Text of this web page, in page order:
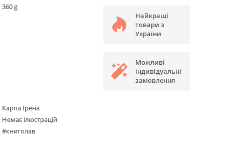
360 g
Карпа Ірена
Немає ілюстрацій
#книголав
Найкращі
товари з
України
Можливі
індивідуальні
замовлення